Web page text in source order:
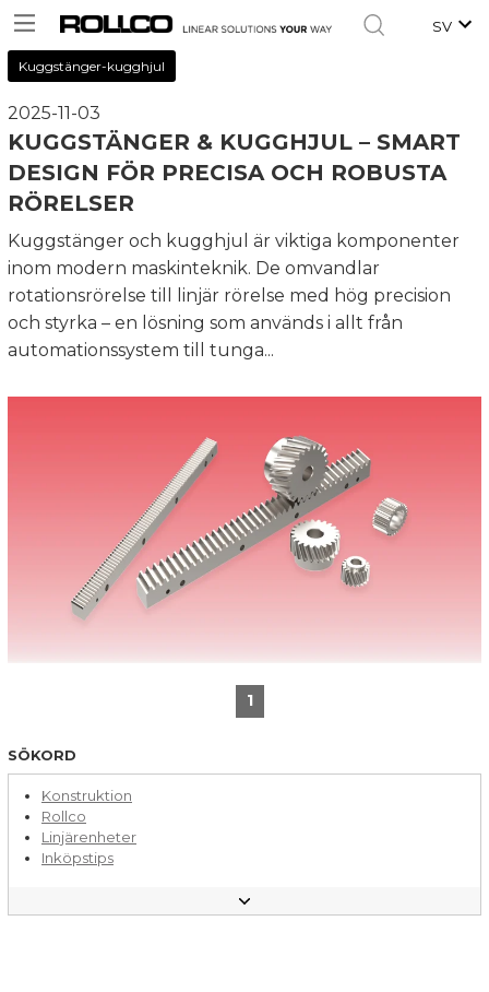
SV
Kuggstänger-kugghjul
2025-11-03
KUGGSTÄNGER & KUGGHJUL – SMART
DESIGN FÖR PRECISA OCH ROBUSTA
RÖRELSER
Kuggstänger och kugghjul är viktiga komponenter
inom modern maskinteknik. De omvandlar
rotationsrörelse till linjär rörelse med hög precision
och styrka – en lösning som används i allt från
automationssystem till tunga...
1
SÖKORD
Konstruktion
Rollco
Linjärenheter
Inköpstips
Lagerautomation